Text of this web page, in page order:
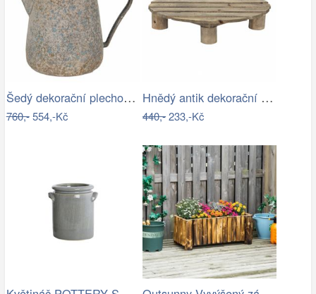
Šedý dekorační plechový džbánek s…
760,-554,-Kč
Hnědý antik dekorační stolek na květiny…
440,-233,-Kč